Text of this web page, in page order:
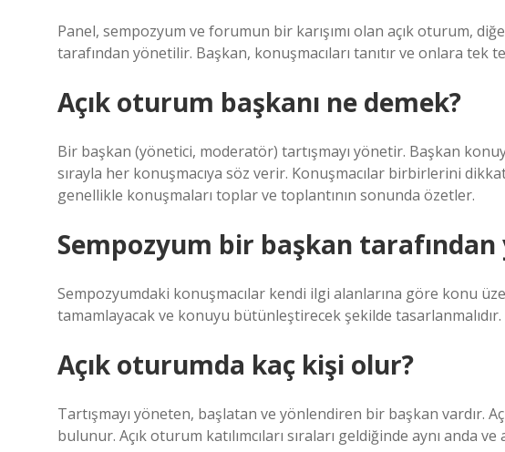
Panel, sempozyum ve forumun bir karışımı olan açık oturum,
tarafından yönetilir. Başkan, konuşmacıları tanıtır ve onlara tek
Açık oturum başkanı ne demek?
Bir başkan (yönetici, moderatör) tartışmayı yönetir. Başkan
sırayla her konuşmacıya söz verir. Konuşmacılar birbirlerini
genellikle konuşmaları toplar ve toplantının sonunda özetler.
Sempozyum bir başkan
Sempozyumdaki konuşmacılar kendi ilgi alanlarına göre konu
tamamlayacak ve konuyu bütünleştirecek şekilde
Açık oturumda kaç kişi olur?
Tartışmayı yöneten, başlatan ve yönlendiren bir başkan vardır.
bulunur. Açık oturum katılımcıları sıraları geldiğinde aynı anda